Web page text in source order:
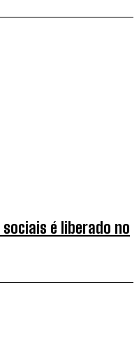
é liberado no